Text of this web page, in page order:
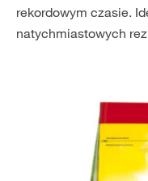
rekordowym czasie.
natychmiastowych